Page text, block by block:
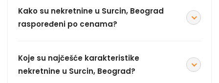
Kako su nekretnine u Surcin, Beograd
raspoređeni po cenama?
Koje su najčešće karakteristike
nekretnine u Surcin, Beograd?